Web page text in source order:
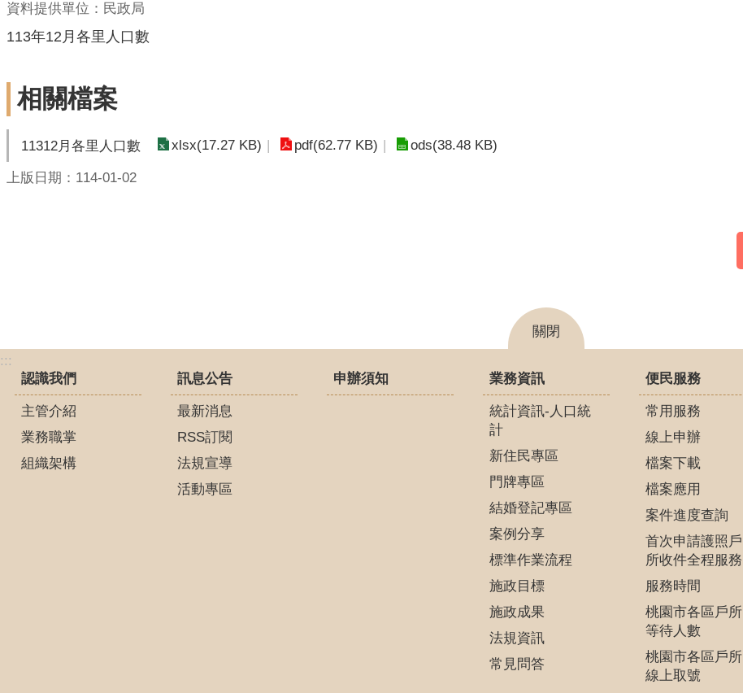
資料提供單位：民政局
113年12月各里人口數
相關檔案
11312月各里人口數 xlsx(17.27 KB) pdf(62.77 KB) ods(38.48 KB)
上版日期：114-01-02
關閉
:::
認識我們
主管介紹
業務職掌
組織架構
訊息公告
最新消息
RSS訂閱
法規宣導
活動專區
申辦須知 業務資訊
統計資訊-人口統
計
新住民專區
門牌專區
結婚登記專區
案例分享
標準作業流程
施政目標
施政成果
法規資訊
常見問答
便民服務
常用服務
線上申辦
檔案下載
檔案應用
案件進度查詢
首次申請護照戶
所收件全程服務
服務時間
桃園市各區戶所
等待人數
桃園市各區戶所
線上取號